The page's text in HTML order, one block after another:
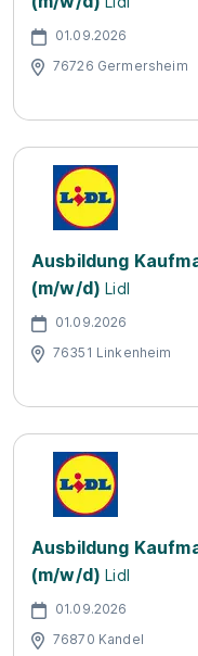
01.09.2026
76726 Germersheim
Ausbildung
(m/w/d) Lidl
01.09.2026
76351 Linkenheim
Ausbildung
(m/w/d) Lidl
01.09.2026
76870 Kandel